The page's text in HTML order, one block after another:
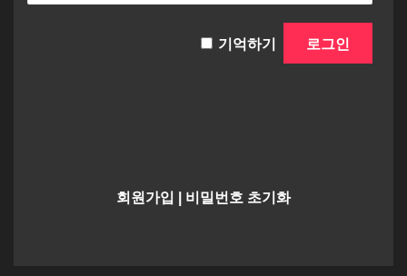
기억하기
회원가입 비밀번호 초기화